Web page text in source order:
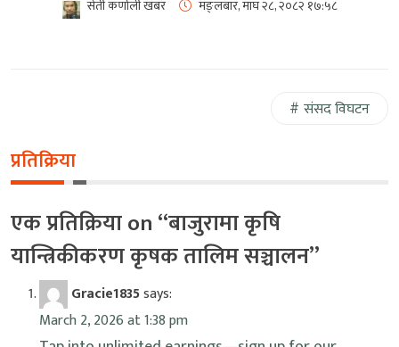
सेती कर्णाली खबर मङ्लबार, माघ २८, २०८२ १७:५८
संसद विघटन
प्रतिक्रिया
एक प्रतिक्रिया on “बाजुरामा कृषि
यान्त्रिकीकरण कृषक तालिम सञ्चालन”
Gracie1835says:
March 2, 2026 at 1:38 pm